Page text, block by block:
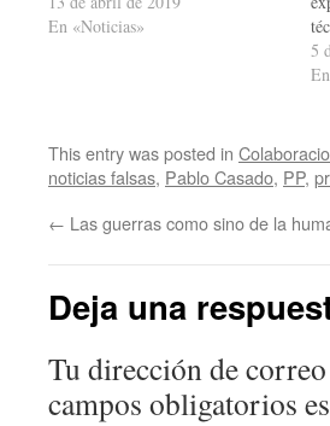
publicó El País, el riesgo de “una
En «Noticias»
y
5
This entry was posted in
noticias falsas, Pablo Casado, PP,
← Las guerras como sino de la
Deja una
Tu dirección de
campos obligatorios